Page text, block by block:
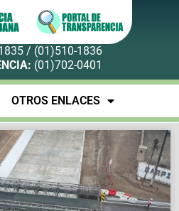
/ (01)510-1836
(01)702-0401
OTROS ENLACES